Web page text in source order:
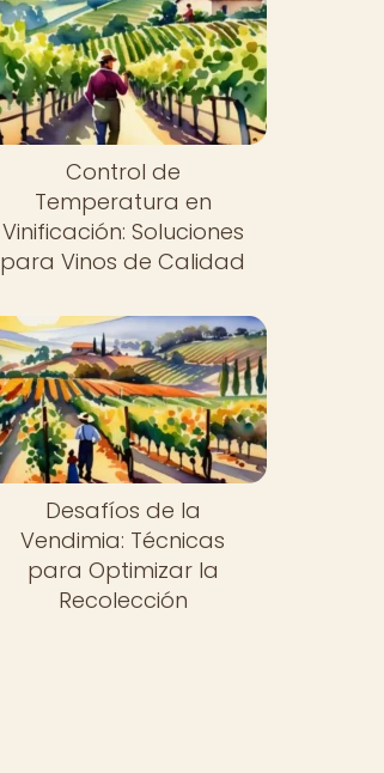
Control de
Temperatura en
Vinificación: Soluciones
para Vinos de Calidad
Desafíos de la
Vendimia: Técnicas
para Optimizar la
Recolección